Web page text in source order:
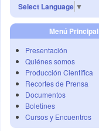
Select Language ▼
Menú Principal
Presentación
Quiénes somos
Producción Científica
Recortes de Prensa
Documentos
Boletines
Cursos y Encuentros